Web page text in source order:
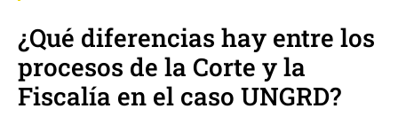
¿Qué diferencias hay entre los
procesos de la Corte y la
Fiscalía en el caso UNGRD?